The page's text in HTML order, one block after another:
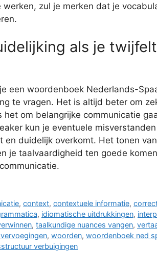
zul je merken dat je
als je
een woordenboek Nederlands-
te vragen. Het is altijd beter om
om belangrijke communicatie
kun je eventuele
en duidelijk overkomt. Het tonen
je taalvaardigheid ten goede
,context,contextuele informatie,
, idiomatische uitdrukkingen,
, taalkundige nuances vangen,
, woorden, woordenboek ned
verbuigingen